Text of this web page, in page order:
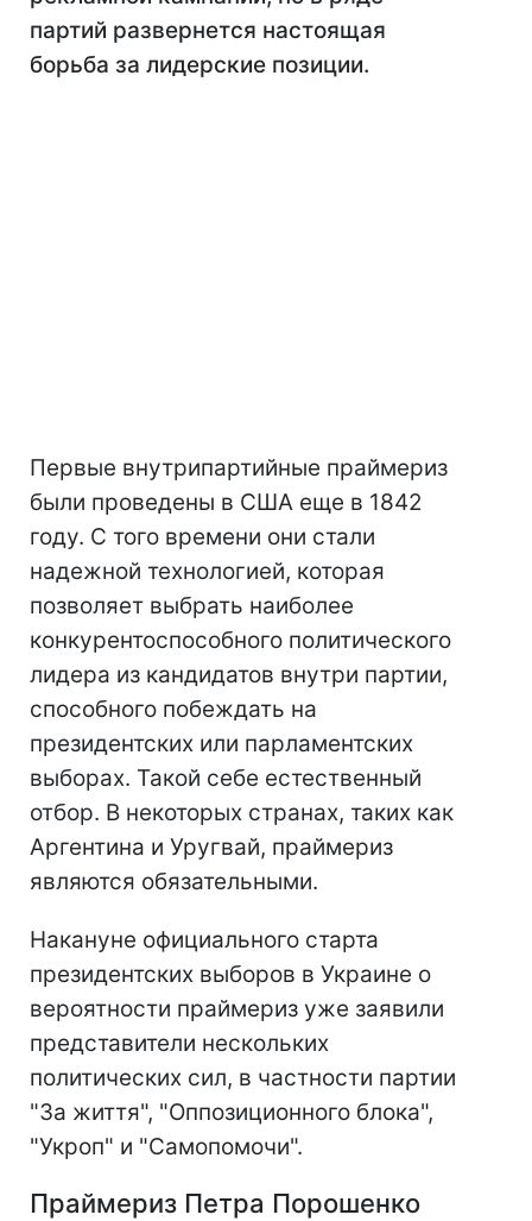
партий развернется настоящая
борьба за лидерские позиции.
Первые внутрипартийные праймериз
были проведены в США еще в 1842
году. С того времени они стали
надежной технологией, которая
позволяет выбрать наиболее
конкурентоспособного политического
лидера из кандидатов внутри партии,
способного побеждать на
президентских или парламентских
выборах. Такой себе естественный
отбор. В некоторых странах, таких как
Аргентина и Уругвай, праймериз
являются обязательными.
Накануне официального старта
президентских выборов в Украине о
вероятности праймериз уже заявили
представители нескольких
политических сил, в частности партии
"За життя", "Оппозиционного блока",
"Укроп" и "Самопомочи".
Праймериз Петра Порошенко